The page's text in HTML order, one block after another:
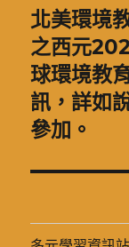
下
一
篇
文
章:
北美環境
之西元
球環境教
訊，詳如
參加。